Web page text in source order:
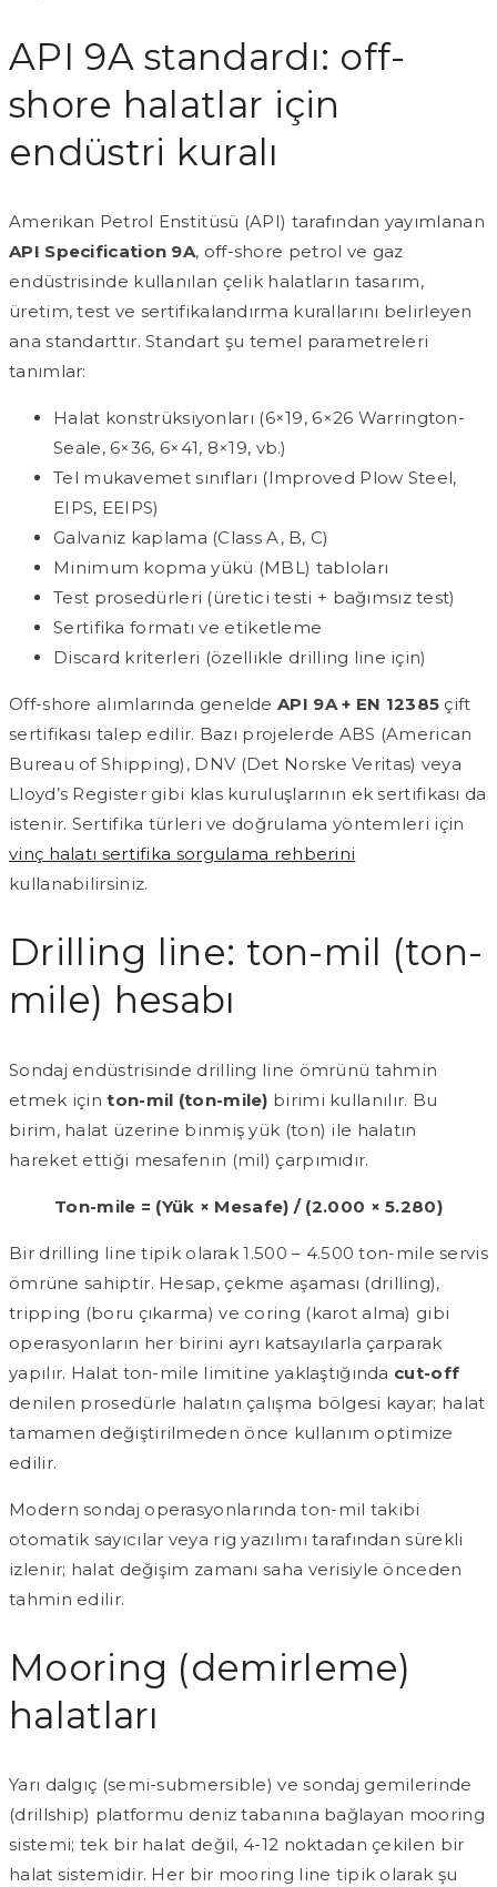
API 9A standardı: off-
shore halatlar için
endüstri kuralı
Amerikan Petrol Enstitüsü (API) tarafından yayımlanan
API Specification 9A, off-shore petrol ve gaz
endüstrisinde kullanılan çelik halatların tasarım,
üretim, test ve sertifikalandırma kurallarını belirleyen
ana standarttır. Standart şu temel parametreleri
tanımlar:
Halat konstrüksiyonları (6×19, 6×26 Warrington-
Seale, 6×36, 6×41, 8×19, vb.)
Tel mukavemet sınıfları (Improved Plow Steel,
EIPS, EEIPS)
Galvaniz kaplama (Class A, B, C)
Minimum kopma yükü (MBL) tabloları
Test prosedürleri (üretici testi + bağımsız test)
Sertifika formatı ve etiketleme
Discard kriterleri (özellikle drilling line için)
Off-shore alımlarında genelde API 9A + EN 12385 çift
sertifikası talep edilir. Bazı projelerde ABS (American
Bureau of Shipping), DNV (Det Norske Veritas) veya
Lloyd’s Register gibi klas kuruluşlarının ek sertifikası da
istenir. Sertifika türleri ve doğrulama yöntemleri için
vinç halatı sertifika sorgulama rehberini
kullanabilirsiniz.
Drilling line: ton-mil (ton-
mile) hesabı
Sondaj endüstrisinde drilling line ömrünü tahmin
etmek içinton-mil (ton-mile) birimi kullanılır. Bu
birim, halat üzerine binmiş yük (ton) ile halatın
hareket ettiği mesafenin (mil) çarpımıdır.
Ton-mile = (Yük × Mesafe) / (2.000 × 5.280)
Bir drilling line tipik olarak 1.500 – 4.500 ton-mile servis
ömrüne sahiptir. Hesap, çekme aşaması (drilling),
tripping (boru çıkarma) ve coring (karot alma) gibi
operasyonların her birini ayrı katsayılarla çarparak
yapılır. Halat ton-mile limitine yaklaştığında cut-off
denilen prosedürle halatın çalışma bölgesi kayar; halat
tamamen değiştirilmeden önce kullanım optimize
edilir.
Modern sondaj operasyonlarında ton-mil takibi
otomatik sayıcılar veya rig yazılımı tarafından sürekli
izlenir; halat değişim zamanı saha verisiyle önceden
tahmin edilir.
Mooring (demirleme)
halatları
Yarı dalgıç (semi-submersible) ve sondaj gemilerinde
(drillship) platformu deniz tabanına bağlayan mooring
sistemi; tek bir halat değil, 4-12 noktadan çekilen bir
halat sistemidir. Her bir mooring line tipik olarak şu